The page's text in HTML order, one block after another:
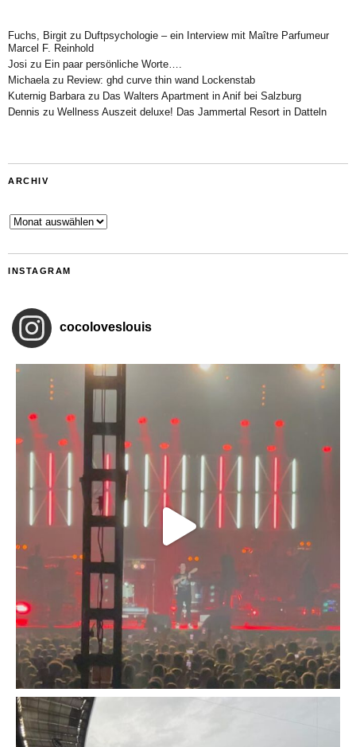
Fuchs, Birgit zu Duftpsychologie – ein Interview mit Maître Parfumeur
Marcel F. Reinhold
Josi zu Ein paar persönliche Worte….
Michaela zu Review: ghd curve thin wand Lockenstab
Kuternig Barbara zu Das Walters Apartment in Anif bei Salzburg
Dennis zu Wellness Auszeit deluxe! Das Jammertal Resort in Datteln
ARCHIV
Archiv
INSTAGRAM
cocoloveslouis